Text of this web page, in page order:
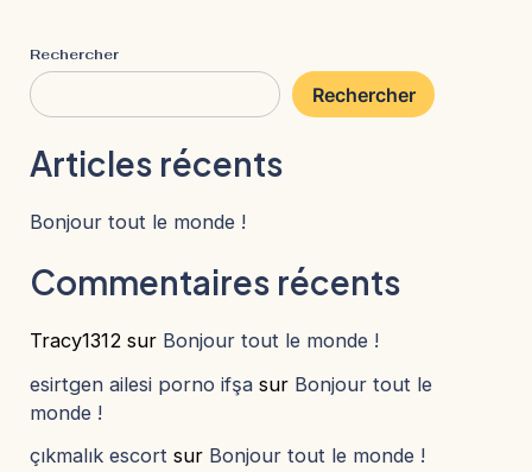
Rechercher
Rechercher
Articles récents
Bonjour tout le monde !
Commentaires récents
Tracy1312 sur Bonjour tout le monde !
esirtgen ailesi porno ifşa sur Bonjour tout le
monde !
çıkmalık escort sur Bonjour tout le monde !